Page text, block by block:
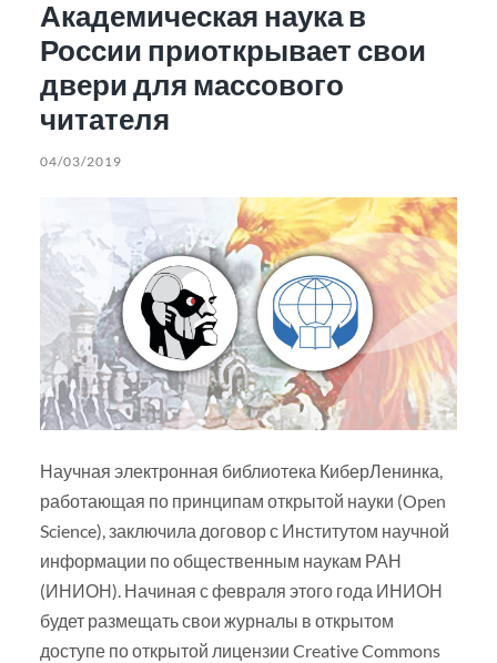
Академическая наука в
России приоткрывает свои
двери для массового
читателя
04/03/2019
Научная электронная библиотека КиберЛенинка,
работающая по принципам открытой науки (Open
Science), заключила договор с Институтом научной
информации по общественным наукам РАН
(ИНИОН). Начиная с февраля этого года ИНИОН
будет размещать свои журналы в открытом
доступе по открытой лицензии Creative Commons